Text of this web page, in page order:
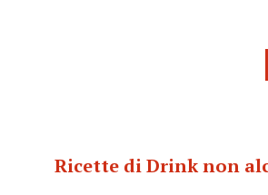
Ricette di Drink non